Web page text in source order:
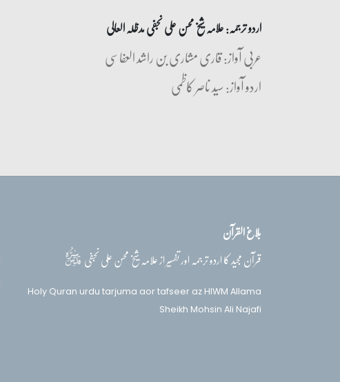
اردو ترجمہ: علامہ شیخ محسن علی نجفی مدظلہ العالی
عربی آواز: قاری مشاری بن راشد العفاسی
اردو آواز: سید ناصر کاظمی
بلاغ القرآن
قرآن مجید کا اردو ترجمہ اور تفسیر از علامہ شیخ محسن علی نجفیقدس‌سره
Holy Quran urdu tarjuma aor tafseer az HIWM Allama
Sheikh Mohsin Ali Najafi